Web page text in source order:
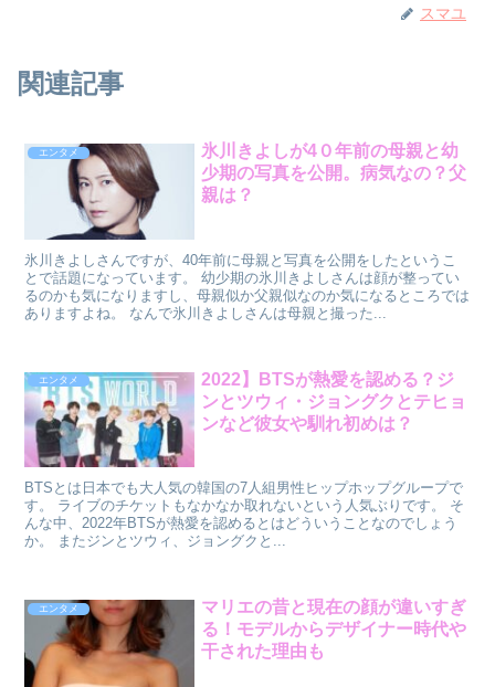
スマユ
関連記事
エンタメ
氷川きよしが4０年前の母親と幼
少期の写真を公開。病気なの？父
親は？
氷川きよしさんですが、40年前に母親と写真を公開をしたというこ
とで話題になっています。 幼少期の氷川きよしさんは顔が整ってい
るのかも気になりますし、母親似か父親似なのか気になるところでは
ありますよね。 なんで氷川きよしさんは母親と撮った...
エンタメ
2022】BTSが熱愛を認める？ジ
ンとツウィ・ジョングクとテヒョ
ンなど彼女や馴れ初めは？
BTSとは日本でも大人気の韓国の7人組男性ヒップホップグループで
す。 ライブのチケットもなかなか取れないという人気ぶりです。 そ
んな中、2022年BTSが熱愛を認めるとはどういうことなのでしょう
か。 またジンとツウィ、ジョングクと...
エンタメ
マリエの昔と現在の顔が違いすぎ
る！モデルからデザイナー時代や
干された理由も